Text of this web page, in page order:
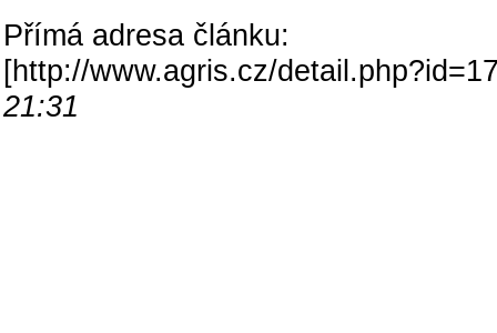
Přímá adresa článku:
[http://www.agris.cz/
21:31